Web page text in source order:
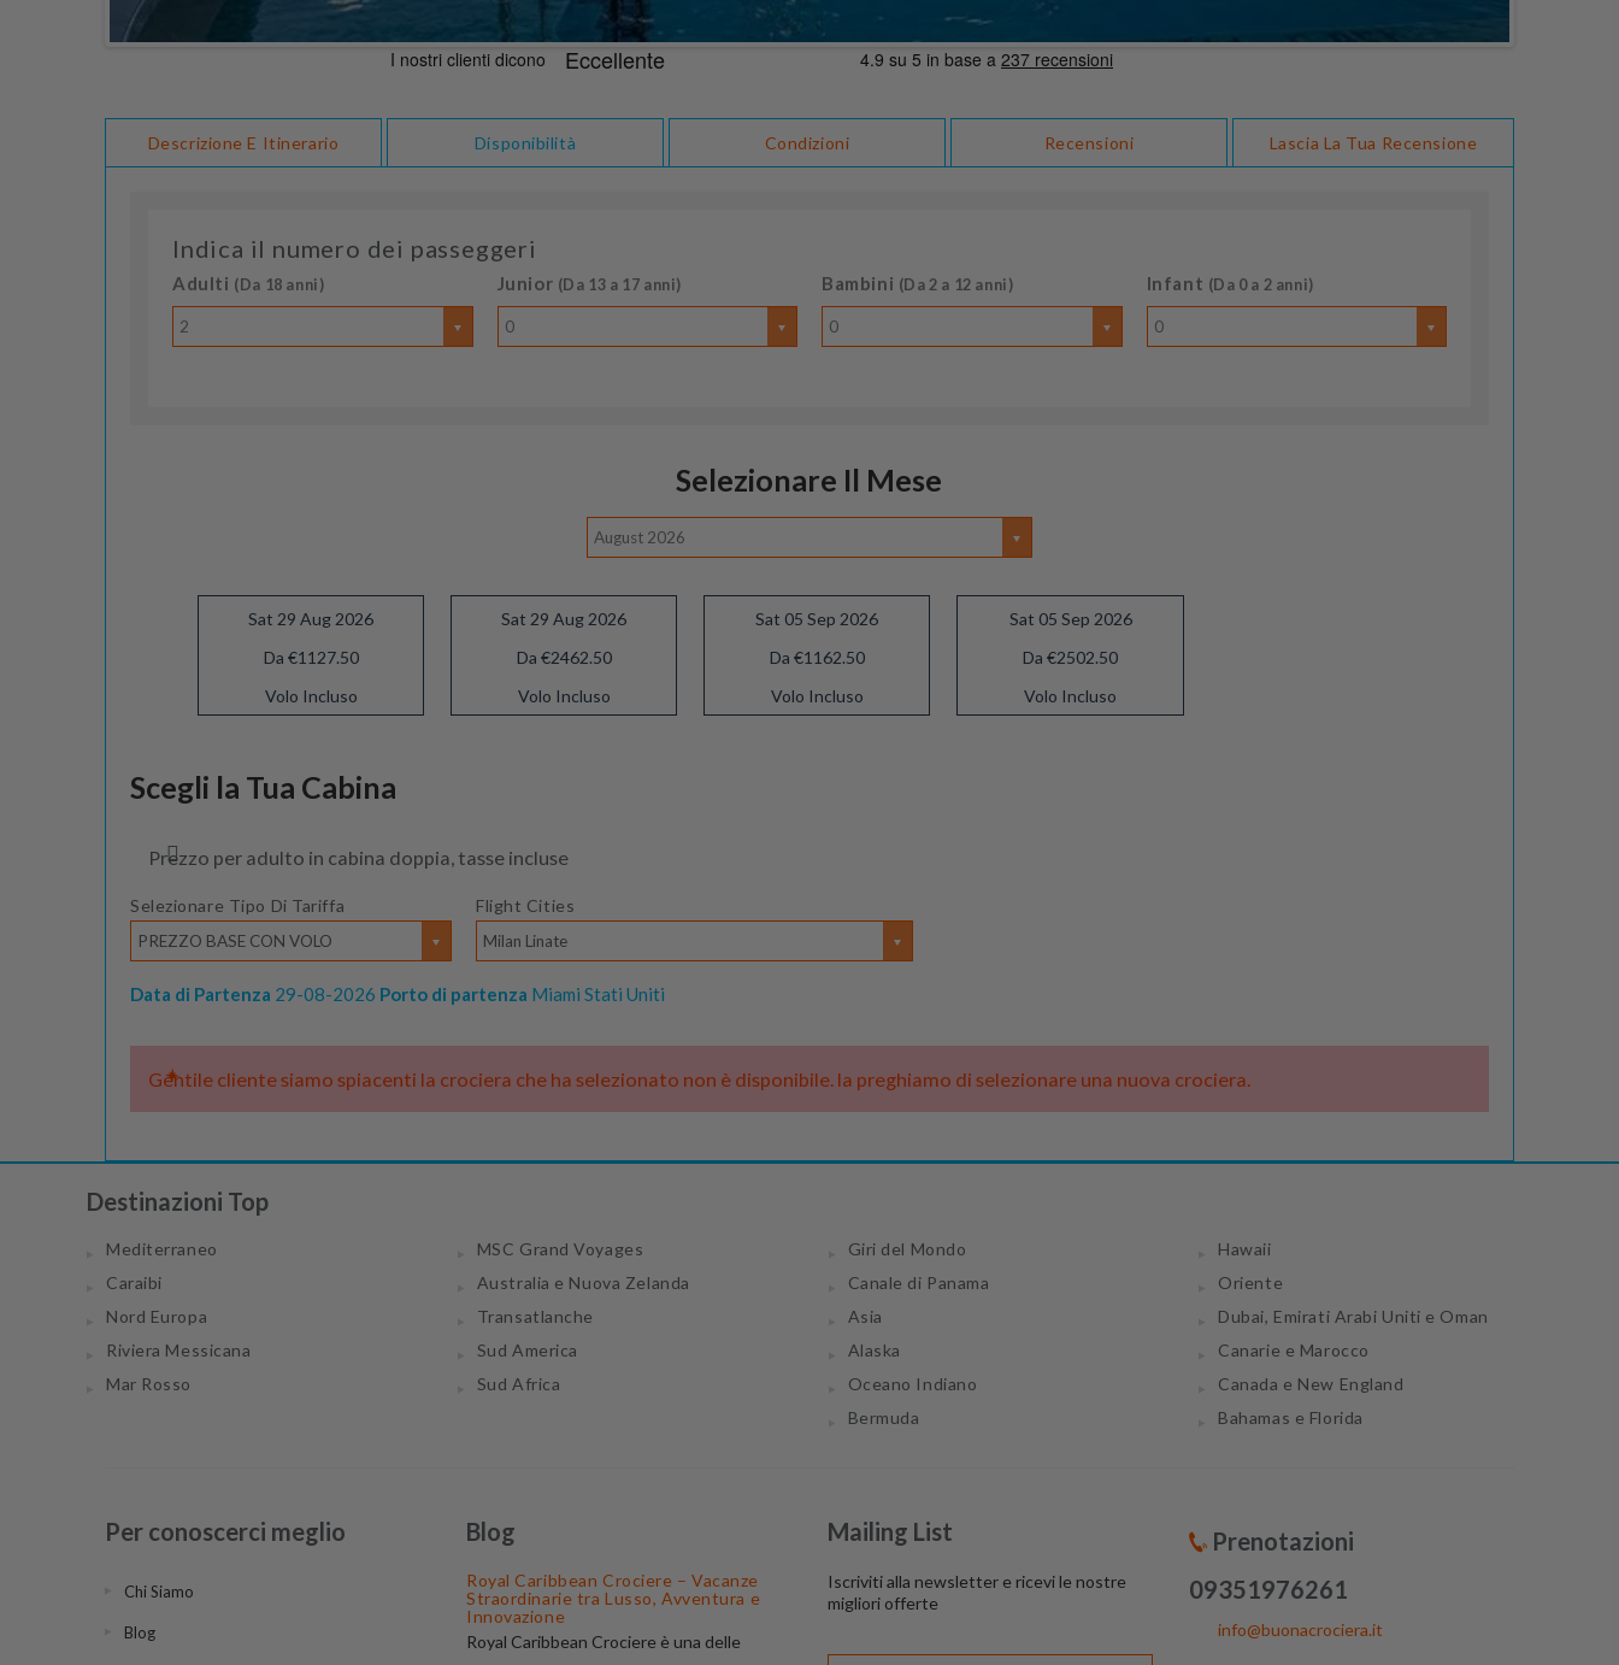
Descrizione E Itinerario Disponibilità Condizioni Recensioni Lascia La Tua Recensione
Indica il numero dei passeggeri
Adulti (Da 18 anni)
2
Junior (Da 13 a 17 anni)
0
Bambini (Da 2 a 12 anni)
0
Infant (Da 0 a 2 anni)
0
Selezionare Il Mese
August 2026
Sat 29 Aug 2026
Da €1127.50
Volo Incluso
Sat 29 Aug 2026
Da €2462.50
Volo Incluso
Sat 05 Sep 2026
Da €1162.50
Volo Incluso
Sat 05 Sep 2026
Da €2502.50
Volo Incluso
Da €1172.50
Scegli la Tua Cabina
Prezzo per adulto in cabina doppia, tasse incluse
Selezionare Tipo Di Tariffa
PREZZO BASE CON VOLO
Flight Cities
Milan Linate
Data di Partenza 29-08-2026 Porto di partenza Miami Stati Uniti
Gentile cliente siamo spiacenti la crociera che ha selezionato non è disponibile. la preghiamo di selezionare una nuova crociera.
Destinazioni Top
Mediterraneo
Caraibi
Nord Europa
Riviera Messicana
Mar Rosso
MSC Grand Voyages
Australia e Nuova Zelanda
Transatlanche
Sud America
Sud Africa
Giri del Mondo
Canale di Panama
Asia
Alaska
Oceano Indiano
Bermuda
Hawaii
Oriente
Dubai, Emirati Arabi Uniti e Oman
Canarie e Marocco
Canada e New England
Bahamas e Florida
Per conoscerci meglio
Chi Siamo
Blog
Blog
Royal Caribbean Crociere – Vacanze
Straordinarie tra Lusso, Avventura e
Innovazione
Royal Caribbean Crociere è una delle
Mailing List
Iscriviti alla newsletter e ricevi le nostre
migliori offerte
Prenotazioni
09351976261
info@buonacrociera.it